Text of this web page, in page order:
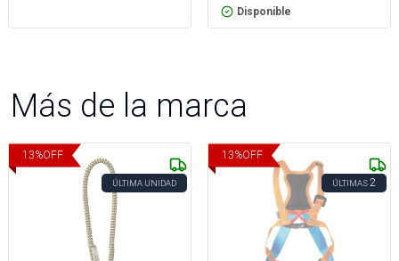
Disponible
Más de la marca
13%OFF
ÚLTIMA UNIDAD
13%OFF
ÚLTIMAS2